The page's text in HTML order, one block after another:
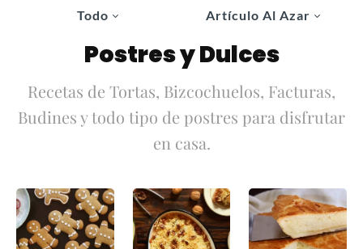
Todo Artículo Al Azar
Postres y Dulces
Recetas de Tortas, Bizcochuelos, Facturas,
Budines y todo tipo de postres para disfrutar
en casa.